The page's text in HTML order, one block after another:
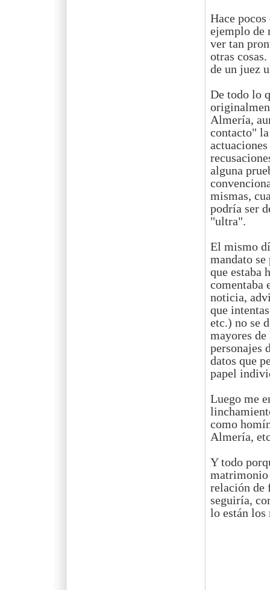
Hace
ejemplo de
ver tan
otras
de un juez
De todo lo
Almería,
contacto"
alguna
mismas,
podría ser
"ultra".
El mismo
mandato
que estaba
comentaba
noticia,
que
etc.) no se
mayores
personajes
datos que
papel
Luego me
como
Almería,
Y todo
matrimonio
relación de
seguiría,
lo están